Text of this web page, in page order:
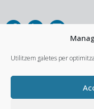
Utilitzem galetes per
Avís Legal Política de